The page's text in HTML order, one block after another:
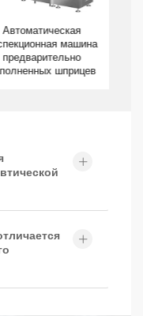
Автоматическая
машина
предварительно
шприцев